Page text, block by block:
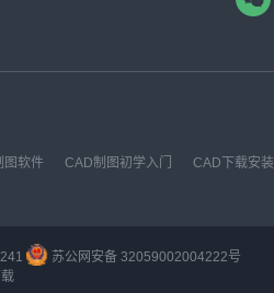
图软件 CAD制图初学入门 CAD下载安装
苏公网安备 32059002004222号